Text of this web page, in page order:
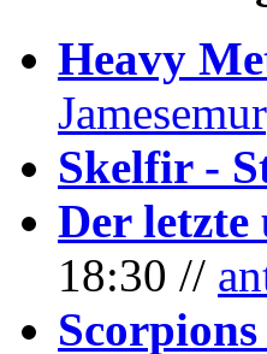
Heavy
Skelfir -
Der letzte
18:30 //